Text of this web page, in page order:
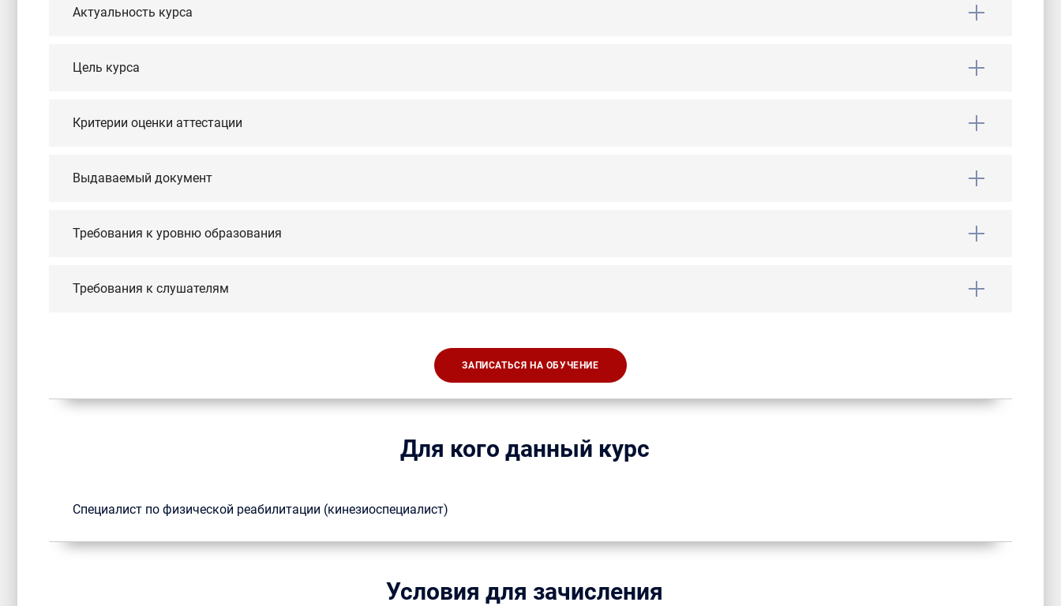
Актуальность курса
Цель курса
Критерии оценки аттестации
Выдаваемый документ
Требования к уровню образования
Требования к слушателям
ЗАПИСАТЬСЯ НА ОБУЧЕНИЕ
Для кого данный курс
Специалист по физической реабилитации (кинезиоспециалист)
Условия для зачисления